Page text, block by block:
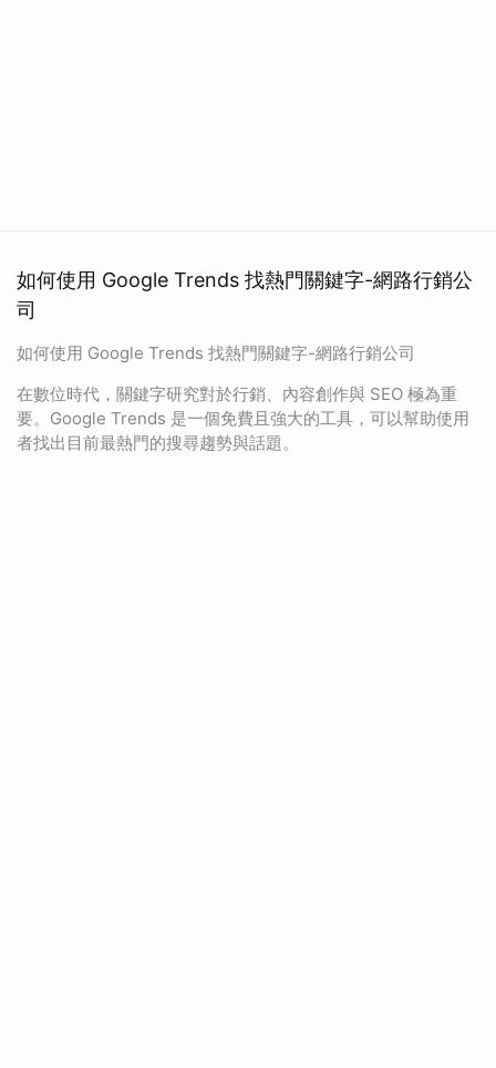
如何使用 Google Trends 找熱門關鍵字-網路行銷公
司
如何使用 Google Trends 找熱門關鍵字-網路行銷公司
在數位時代，關鍵字研究對於行銷、內容創作與 SEO 極為重
要。Google Trends 是一個免費且強大的工具，可以幫助使用
者找出目前最熱門的搜尋趨勢與話題。